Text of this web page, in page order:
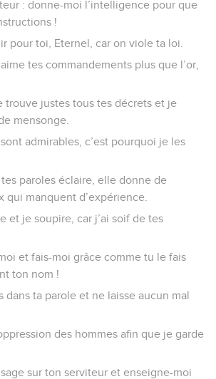
: donne-moi l’intelligence pour que
!
pour toi, Eternel, car on viole ta loi.
tes commandements plus que l’or,
trouve justes tous tes décrets et je
mensonge.
admirables, c’est pourquoi je les
paroles éclaire, elle donne de
qui manquent d’expérience.
et je soupire, car j’ai soif de tes
et fais-moi grâce comme tu le fais
ton nom !
dans ta parole et ne laisse aucun mal
des hommes afin que je garde
sur ton serviteur et enseigne-moi